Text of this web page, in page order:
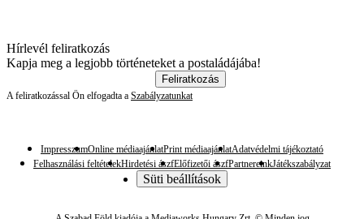
Hírlevél feliratkozás
Kapja meg a legjobb történeteket a postaládájába!
Feliratkozás
A feliratkozással Ön elfogadta a Szabályzatunkat
ImpresszumOnline médiaajánlatPrint médiaajánlatAdatvédelmi tájékoztató
Felhasználási feltételekHirdetési ászfElőfizetői ászfPartnereinkJátékszabályzat
Süti beállítások